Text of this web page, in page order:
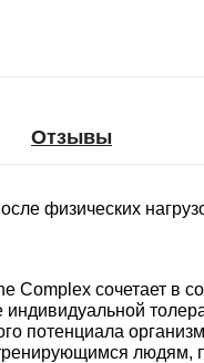
Отзывы
физических
Complex сочетает в
потенциала
людям,